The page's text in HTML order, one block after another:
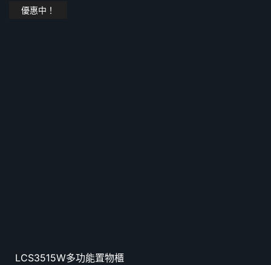
優惠中！
LCS3515W多功能置物櫃